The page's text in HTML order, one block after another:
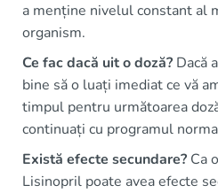
a menține nivelul constant al
organism.
Ce fac dacă uit o doză? Dacă
bine să o luați imediat ce vă
timpul pentru următoarea
continuați cu programul
Există efecte secundare? Ca
Lisinopril poate avea efecte